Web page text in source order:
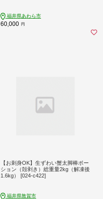
福井県あわら市
60,000 円
【お刺身OK】生ずわい蟹太脚棒ポー
ション（殻剥き）総重量2kg（解凍後
1.6kg） [024-c422]
福井県敦賀市